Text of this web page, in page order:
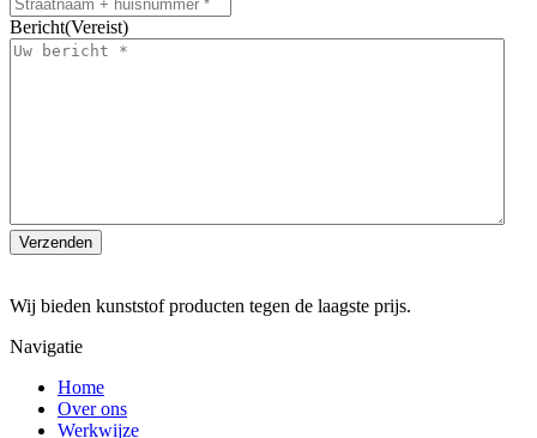
Bericht(Vereist)
Wij bieden kunststof producten tegen de laagste prijs.
Navigatie
Home
Over ons
Werkwijze